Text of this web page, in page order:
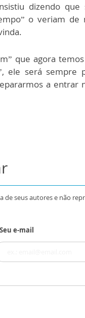
dizendo que
o veriam
que agora
ele será sempre
a entrar
de seus autores e não
Seu e-mail